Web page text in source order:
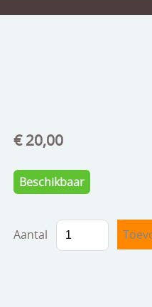
€ 20,00
Beschikbaar
Aantal